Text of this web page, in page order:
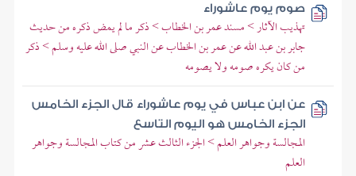
صوم يوم عاشوراء
تهذيب الآثار > مسند عمر بن الخطاب > ذكر ما لم يمض ذكره من حديث
جابر بن عبد الله عن عمر بن الخطاب عن النبي صلى الله عليه وسلم > ذكر
من كان يكره صومه ولا يصومه
عن ابن عباس في يوم عاشوراء قال الجزء الخامس
الجزء الخامس هو اليوم التاسع
المجالسة وجواهر العلم > الجزء الثالث عشر من كتاب المجالسة وجواهر
العلم